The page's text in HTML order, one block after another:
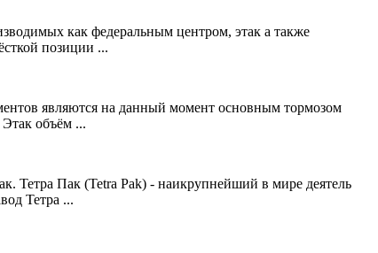
как федеральным центром, этак а также
позиции ...
являются на данный момент основным тормозом
объём ...
Тетра Пак (Tetra Pak) - наикрупнейший в мире деятель
Тетра ...